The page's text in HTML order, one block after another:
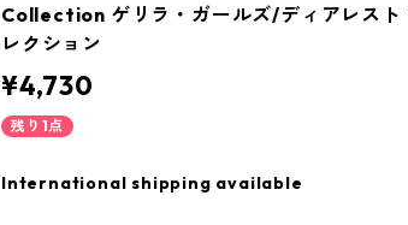
Collection ゲリラ・ガールズ/ディアレスト
レクション
¥4,730
残り1点
International shipping available